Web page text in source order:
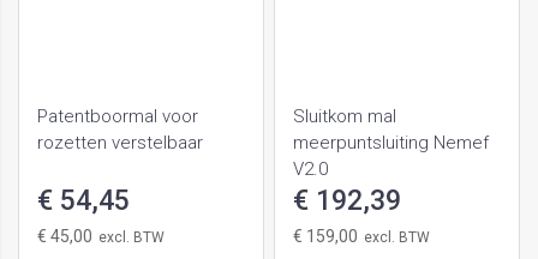
Patentboormal voor
rozetten verstelbaar
€ 54,45
€ 45,00
Sluitkom mal
meerpuntsluiting Nemef
V2.0
€ 192,39
€ 159,00